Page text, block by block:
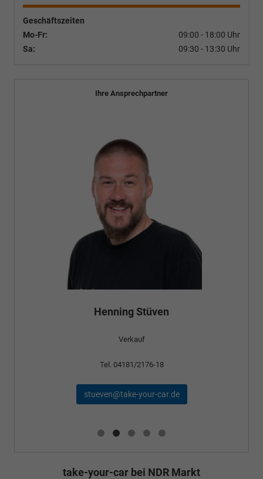
Geschäftszeiten
Mo-Fr:
09:00 - 18:00 Uhr
Sa:
09:30 - 13:30 Uhr
Ihre Ansprechpartner
Henning Stüven
Verkauf
Tel. 04181/2176-18
stueven@take-your-car.de
take-your-car bei NDR Markt